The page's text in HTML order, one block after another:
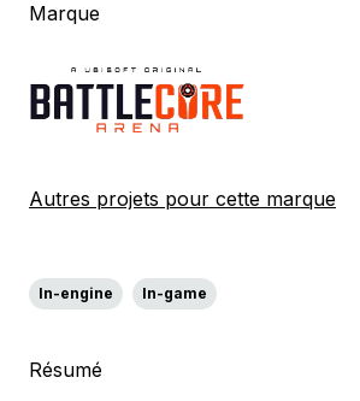
Marque
Autres projets pour cette marque
In-engine In-game
Résumé